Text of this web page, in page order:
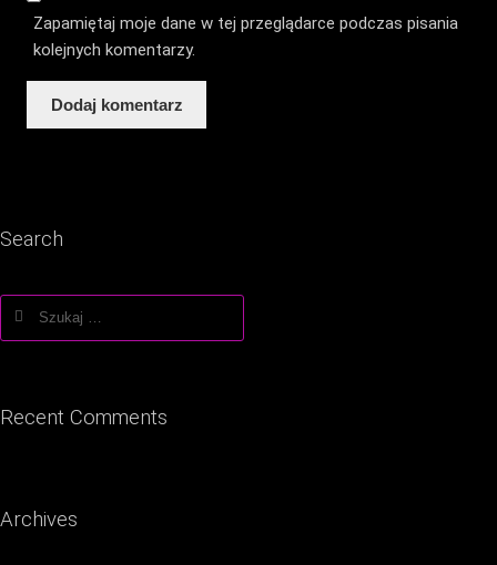
Zapamiętaj moje dane w tej przeglądarce podczas pisania
kolejnych komentarzy.
Search
Recent Comments
Archives